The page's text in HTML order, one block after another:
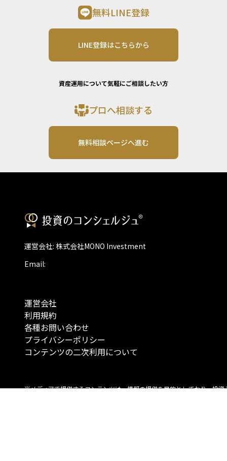
無料LINE登録
LINE登録はこちらから
資産運用について気軽にご相談したい方
プロへ相談する
無料相談ページへ進む
運営会社: 株式会社MONO Investment
Email:
運営会社
利用規約
各種お問い合わせ
プライバシーポリシー
コンテンツの二次利用について
当メディアで提供するコンテンツは、情報の提供を目的としており、投資